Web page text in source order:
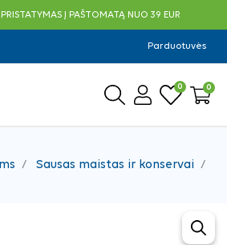
Į PAŠTOMATĄ NUO 39 EUR
Parduotuvės
0 0
Sausas maistas ir konservai